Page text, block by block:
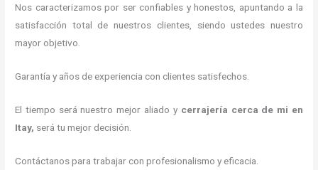
Nos caracterizamos por ser confiables y honestos, apuntando a la
satisfacción total de nuestros clientes, siendo ustedes nuestro
mayor objetivo.
Garantía y años de experiencia con clientes satisfechos.
El tiempo será nuestro mejor aliado y cerrajería cerca de mi en
Itay, será tu mejor decisión.
Contáctanos para trabajar con profesionalismo y eficacia.